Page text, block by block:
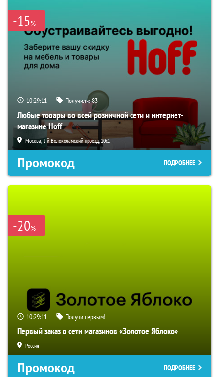
-15%
10:29:10 Получили:83
Любые товары во всей розничной сети и интернет-
магазине Hoff
Москва, 1-й Волоколамский проезд, 10с1
Промокод ПОДРОБНЕЕ
-20%
10:29:10 Получи первым!
Первый заказ в сети магазинов «Золотое Яблоко»
Россия
Промокод ПОДРОБНЕЕ